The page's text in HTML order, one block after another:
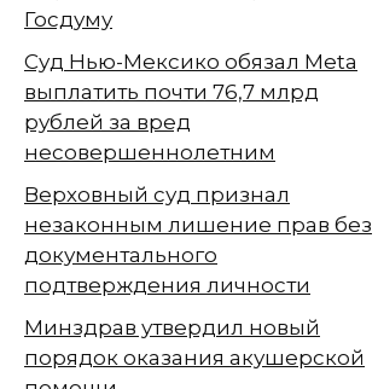
Госдуму
Суд Нью-Мексико обязал Meta
выплатить почти 76,7 млрд
рублей за вред
несовершеннолетним
Верховный суд признал
незаконным лишение прав без
документального
подтверждения личности
Минздрав утвердил новый
порядок оказания акушерской